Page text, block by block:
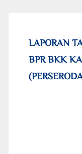
LAPORAN
BPR BKK